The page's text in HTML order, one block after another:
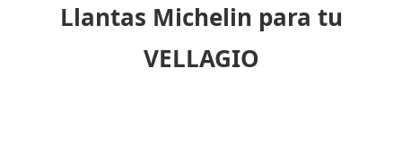
Llantas Michelin para tu
VELLAGIO